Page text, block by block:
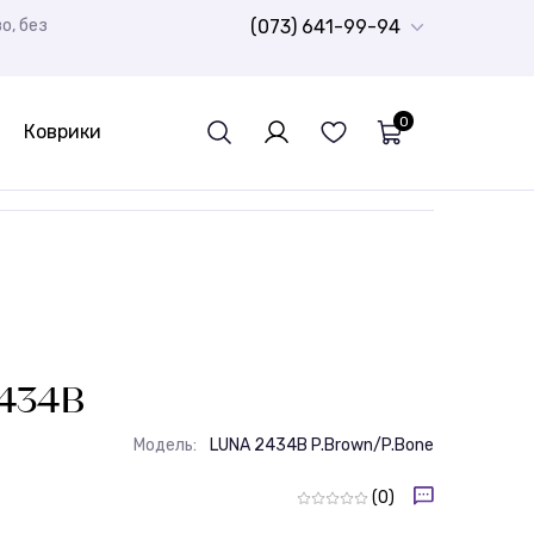
без
(073) 641-99-94
Дитячий ковролін
Ворсисті доріжки Шеггі
Шкури натуральні
Спортивний лінолеум
Гумова плитка
Коврики 0
Модель: LUNA 2434B P.Brown/P.Bone
(0)